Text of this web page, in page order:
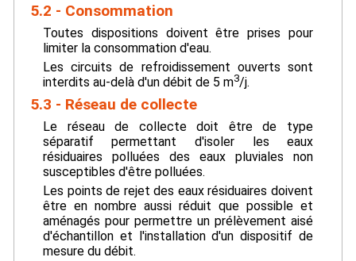
5.2 - Consommation
Toutes dispositions doivent être prises pour
limiter la consommation d'eau.
Les circuits de refroidissement ouverts sont
interdits au-delà d'un débit de 5 m3/j.
5.3 - Réseau de collecte
Le réseau de collecte doit être de type
séparatif permettant d'isoler les eaux
résiduaires polluées des eaux pluviales non
susceptibles d'être polluées.
Les points de rejet des eaux résiduaires doivent
être en nombre aussi réduit que possible et
aménagés pour permettre un prélèvement aisé
d'échantillon et l'installation d'un dispositif de
mesure du débit.